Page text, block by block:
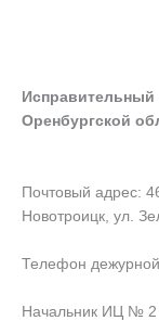
Оренбургской
Почтовый адрес:
Новотроицк, ул.
Телефон
Начальник ИЦ № 2